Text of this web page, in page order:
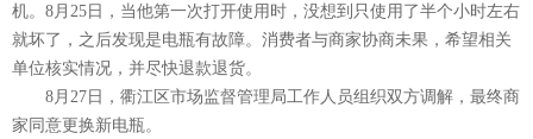
机。8月25日，当他第一次打开使用时，没想到只使用了半个小时左右
就坏了，之后发现是电瓶有故障。消费者与商家协商未果，希望相关
单位核实情况，并尽快退款退货。
8月27日，衢江区市场监督管理局工作人员组织双方调解，最终商
家同意更换新电瓶。